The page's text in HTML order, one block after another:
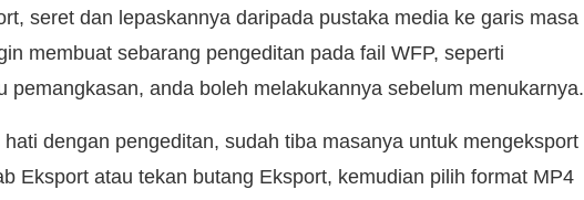
seret dan lepaskannya daripada pustaka media ke garis masa
membuat sebarang pengeditan pada fail WFP, seperti
pemangkasan, anda boleh melakukannya sebelum menukarnya.
dengan pengeditan, sudah tiba masanya untuk mengeksport
Eksport atau tekan butang Eksport, kemudian pilih format MP4